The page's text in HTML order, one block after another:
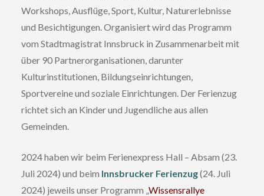
Workshops, Ausflüge, Sport, Kultur, Naturerlebnisse
und Besichtigungen. Organisiert wird das Programm
vom Stadtmagistrat Innsbruck in Zusammenarbeit mit
über 90 Partnerorganisationen, darunter
Kulturinstitutionen, Bildungseinrichtungen,
Sportvereine und soziale Einrichtungen. Der Ferienzug
richtet sich an Kinder und Jugendliche aus allen
Gemeinden.
2024 haben wir beim Ferienexpress Hall – Absam (23.
Juli 2024) und beim Innsbrucker Ferienzug(24. Juli
2024) jeweils unser Programm „ Wissensrallye